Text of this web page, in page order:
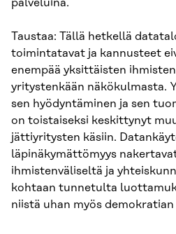
palveluina.
Taustaa: Tällä hetkellä
toimintatavat ja kannusteet
enempää yksittäisten
yritystenkään näkökulmasta.
sen hyödyntäminen ja sen
on toistaiseksi keskittynyt
jättiyritysten käsiin.
läpinäkymättömyys
ihmistenväliseltä ja
kohtaan tunnetulta
niistä uhan myös